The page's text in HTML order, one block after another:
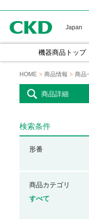
Japan
機器商品トップ
HOME 商品情報 商品
商品詳細
検索条件
形番
商品カテゴリ
すべて